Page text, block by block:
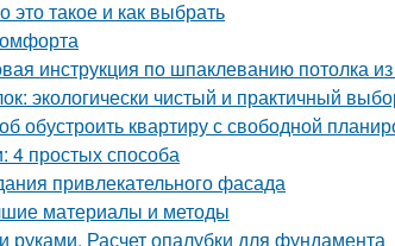
это такое и как выбрать
инструкция по шпаклеванию потолка из
экологически чистый и практичный
обустроить квартиру с свободной
простых способа
привлекательного фасада
материалы и методы
руками. Расчет опалубки для фундамента